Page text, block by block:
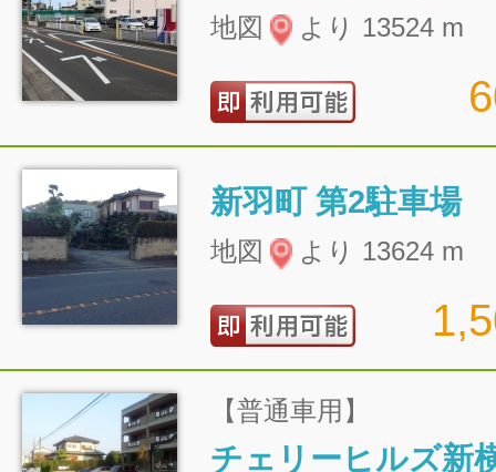
地図 より 13524 m
新羽町 第2駐車場
地図 より 13624 m
【普通車用】
チェリーヒルズ新